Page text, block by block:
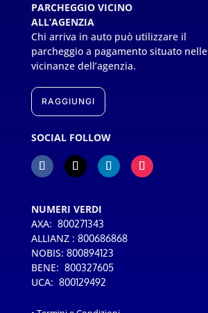
PARCHEGGIO VICINO
ALL’AGENZIA
Chi arriva in auto può utilizzare il
parcheggio a pagamento situato nelle
vicinanze dell’agenzia.
RAGGIUNGI
SOCIAL FOLLOW
NUMERI VERDI
AXA: 800271343
ALLIANZ : 800686868
NOBIS: 800894123
BENE: 800327605
UCA: 800129492